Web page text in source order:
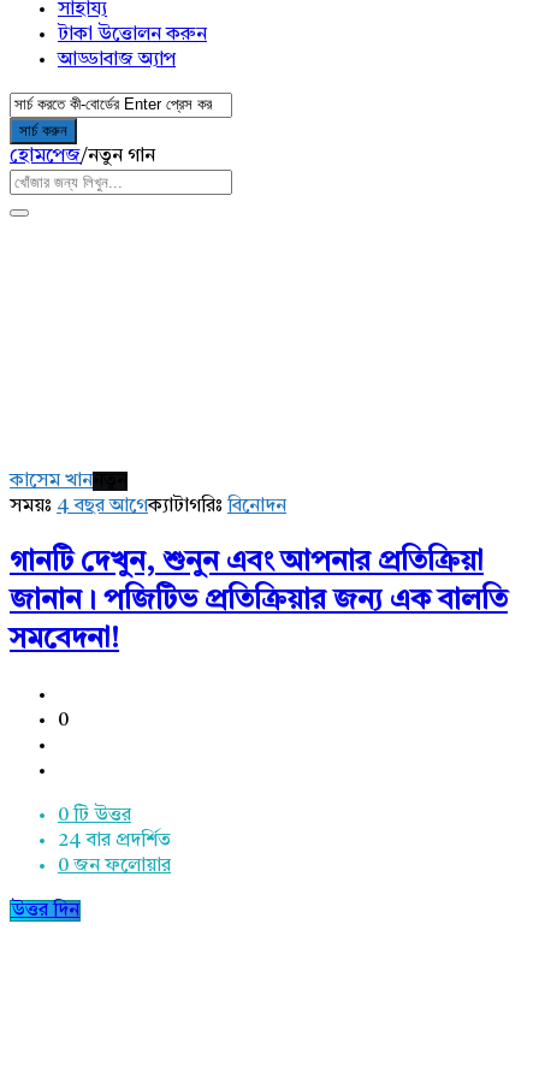
সাহায্য
টাকা উত্তোলন করুন
আড্ডাবাজ অ্যাপ
হোমপেজ/নতুন গান
Latest
প্রশ্ন
কাসেম খান
সময়ঃ 4 বছর আগেক্যাটাগরিঃবিনোদন
গানটি দেখুন, শুনুন এবং আপনার প্রতিক্রিয়া
জানান। পজিটিভ প্রতিক্রিয়ার জন্য এক বালতি
সমবেদনা!
0
0 টি উত্তর
24বার প্রদর্শিত
0 জন ফলোয়ার
উত্তর দিন